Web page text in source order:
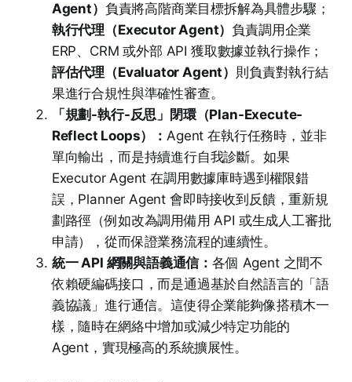
Agent） 負責將高階商業目標拆解為具體步驟；
執行代理（Executor Agent） 負責調用企業
ERP、CRM 或外部 API 獲取數據並執行操作；
評估代理（Evaluator Agent） 則負責對執行結
果進行合規性與準確性審查。
「規劃-執行-反思」閉環（Plan-Execute-
Reflect Loops）：Agent 在執行任務時，並非
單向輸出，而是持續進行自我診斷。如果
Executor Agent 在調用數據庫時遇到權限錯
誤，Planner Agent 會即時接收到反饋，重新規
劃路徑（例如改為調用備用 API 或生成人工審批
申請），從而保證業務流程的連續性。
統一 API 網關與語義通信：各個 Agent 之間不
依賴硬編碼接口，而是通過基於自然語言的「語
義協議」進行通信。這使得企業能夠像搭積木一
樣，隨時在網絡中增加或減少特定功能的
Agent，實現極高的系統擴展性。